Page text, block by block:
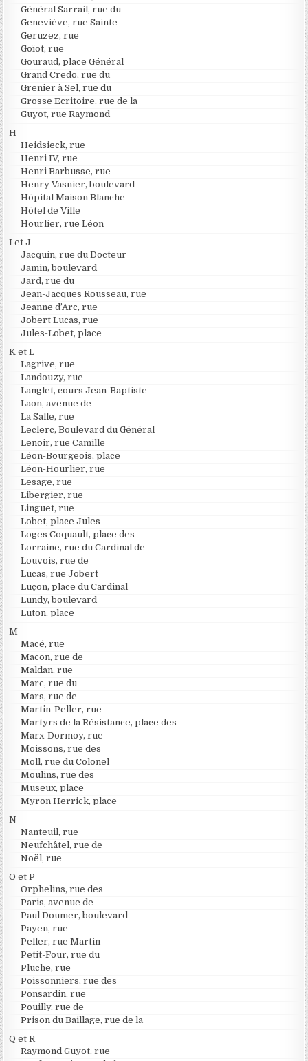
Général Sarrail, rue du
Geneviève, rue Sainte
Geruzez, rue
Goïot, rue
Gouraud, place Général
Grand Credo, rue du
Grenier à Sel, rue du
Grosse Ecritoire, rue de la
Guyot, rue Raymond
H
Heidsieck, rue
Henri IV, rue
Henri Barbusse, rue
Henry Vasnier, boulevard
Hôpital Maison Blanche
Hôtel de Ville
Hourlier, rue Léon
I et J
Jacquin, rue du Docteur
Jamin, boulevard
Jard, rue du
Jean-Jacques Rousseau, rue
Jeanne d’Arc, rue
Jobert Lucas, rue
Jules-Lobet, place
K et L
Lagrive, rue
Landouzy, rue
Langlet, cours Jean-Baptiste
Laon, avenue de
La Salle, rue
Leclerc, Boulevard du Général
Lenoir, rue Camille
Léon-Bourgeois, place
Léon-Hourlier, rue
Lesage, rue
Libergier, rue
Linguet, rue
Lobet, place Jules
Loges Coquault, place des
Lorraine, rue du Cardinal de
Louvois, rue de
Lucas, rue Jobert
Luçon, place du Cardinal
Lundy, boulevard
Luton, place
M
Macé, rue
Macon, rue de
Maldan, rue
Marc, rue du
Mars, rue de
Martin-Peller, rue
Martyrs de la Résistance, place des
Marx-Dormoy, rue
Moissons, rue des
Moll, rue du Colonel
Moulins, rue des
Museux, place
Myron Herrick, place
N
Nanteuil, rue
Neufchâtel, rue de
Noël, rue
O et P
Orphelins, rue des
Paris, avenue de
Paul Doumer, boulevard
Payen, rue
Peller, rue Martin
Petit-Four, rue du
Pluche, rue
Poissonniers, rue des
Ponsardin, rue
Pouilly, rue de
Prison du Baillage, rue de la
Q et R
Raymond Guyot, rue